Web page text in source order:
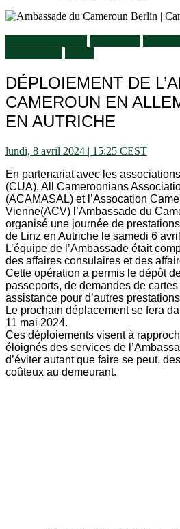
DÉPLOIEMENT DE
CAMEROUN EN
EN AUTRICHE
lundi, 8 avril 2024 | 15:25 CEST
En partenariat avec les
(CUA), All Cameroonians
(ACAMASAL) et l’Assocation
Vienne(ACV) l’Ambassade du
organisé une journée de
de Linz en Autriche le samedi 6
L’équipe de l’Ambassade était
des affaires consulaires et des
Cette opération a permis le dépôt
passeports, de demandes de
assistance pour d’autres
Le prochain déplacement se fera
11 mai 2024.
Ces déploiements visent à
éloignés des services de
d’éviter autant que faire se peut,
coûteux au demeurant.